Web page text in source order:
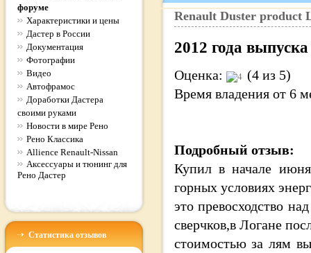
форуме
Характеристики и цены
Дастер в России
Документация
Фотографии
Видео
Автофрамос
Доработки Дастера
своими руками
Новости в мире Рено
Рено Классика
Allience Renault-Nissan
Аксессуары и тюнинг для
Рено Дастер
Статистика отзывов
Renault Duster product
2012 года выпуска
Оценка:
(4 из 5)
Время владения от 6
Подробный отзыв:
Купил в начале
горных условиях
это превосходство
сверчков,в Логане
стоимостью за лям